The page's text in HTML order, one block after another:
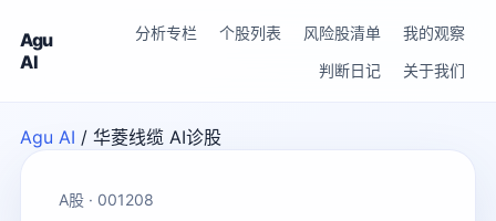
Agu
AI
分析专栏 个股列表 风险股清单
我的观察
判断日记
关于我们
Agu AI / 华菱线缆 AI诊股
A股 · 001208